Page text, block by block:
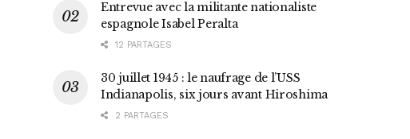
Entrevue avec la militante nationaliste
espagnole Isabel Peralta
12 PARTAGES
30 juillet 1945 : le naufrage de l’USS
Indianapolis, six jours avant Hiroshima
2 PARTAGES